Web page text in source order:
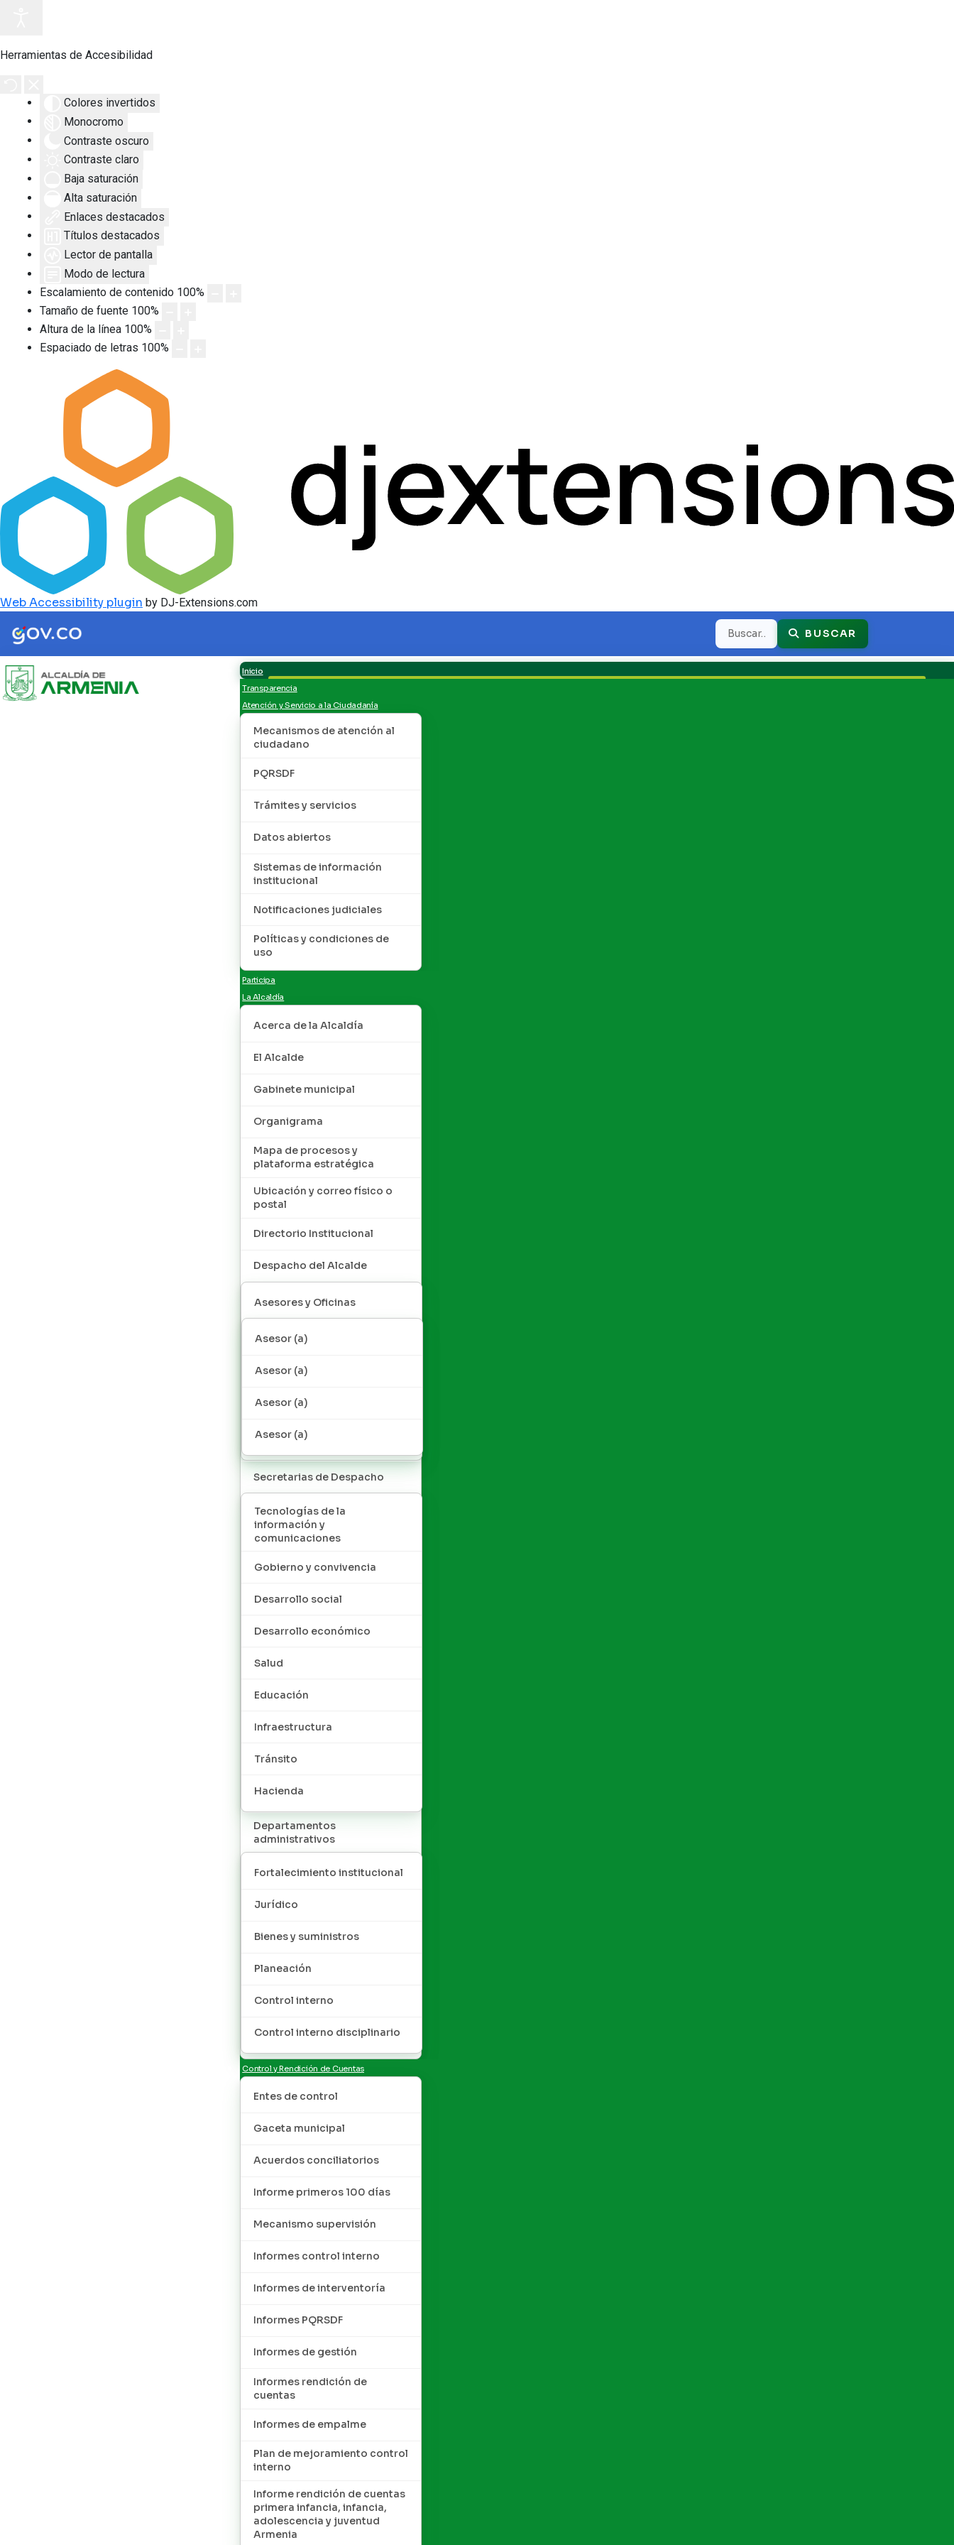
Herramientas de Accesibilidad
Colores invertidos
Monocromo
Contraste oscuro
Contraste claro
Baja saturación
Alta saturación
Enlaces destacados
Títulos destacados
Lector de pantalla
Modo de lectura
Escalamiento de contenido 100%
Tamaño de fuente 100%
Altura de la línea 100%
Espaciado de letras 100%
Web Accessibility plugin by DJ-Extensions.com
Buscar BUSCAR
Inicio
Transparencia
Atención y Servicio a la Ciudadanía
Mecanismos de atención al
ciudadano
PQRSDF
Trámites y servicios
Datos abiertos
Sistemas de información
institucional
Notificaciones judiciales
Políticas y condiciones de
uso
Participa
La Alcaldía
Acerca de la Alcaldía
El Alcalde
Gabinete municipal
Organigrama
Mapa de procesos y
plataforma estratégica
Ubicación y correo físico o
postal
Directorio Institucional
Despacho del Alcalde
Asesores y Oficinas
Asesor (a)
Asesor (a)
Asesor (a)
Asesor (a)
Secretarias de Despacho
Tecnologías de la
información y
comunicaciones
Gobierno y convivencia
Desarrollo social
Desarrollo económico
Salud
Educación
Infraestructura
Tránsito
Hacienda
Departamentos
administrativos
Fortalecimiento institucional
Jurídico
Bienes y suministros
Planeación
Control interno
Control interno disciplinario
Control y Rendición de Cuentas
Entes de control
Gaceta municipal
Acuerdos conciliatorios
Informe primeros 100 días
Mecanismo supervisión
Informes control interno
Informes de interventoría
Informes PQRSDF
Informes de gestión
Informes rendición de
cuentas
Informes de empalme
Plan de mejoramiento control
interno
Informe rendición de cuentas
primera infancia, infancia,
adolescencia y juventud
Armenia